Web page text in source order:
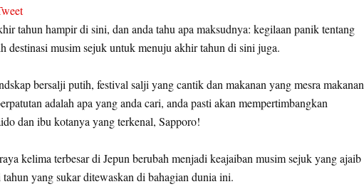
tahun hampir di sini, dan anda tahu apa maksudnya: kegilaan panik tentang
destinasi musim sejuk untuk menuju akhir tahun di sini juga.
bersalji putih, festival salji yang cantik dan makanan yang mesra makanan
adalah apa yang anda cari, anda pasti akan mempertimbangkan
dan ibu kotanya yang terkenal, Sapporo!
kelima terbesar di Jepun berubah menjadi keajaiban musim sejuk yang ajaib
yang sukar ditewaskan di bahagian dunia ini.